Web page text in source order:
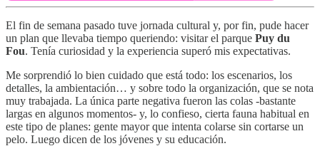
El fin de semana pasado tuve jornada cultural y, por fin, pude hacer
un plan que llevaba tiempo queriendo: visitar el parque Puy du
Fou. Tenía curiosidad y la experiencia superó mis expectativas.
Me sorprendió lo bien cuidado que está todo: los escenarios, los
detalles, la ambientación… y sobre todo la organización, que se nota
muy trabajada. La única parte negativa fueron las colas -bastante
largas en algunos momentos- y, lo confieso, cierta fauna habitual en
este tipo de planes: gente mayor que intenta colarse sin cortarse un
pelo. Luego dicen de los jóvenes y su educación.